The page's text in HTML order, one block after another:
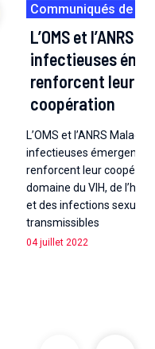
Communiqués de
L’OMS et l’ANRS
infectieuses
renforcent leur
coopération
L’OMS et l’ANRS Maladies
infectieuses émergentes
renforcent leur
domaine du VIH, de
et des infections
transmissibles
04 juillet 2022